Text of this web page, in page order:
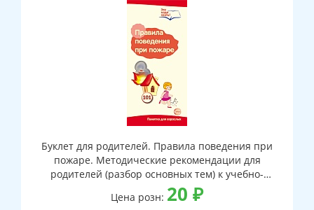
Буклет для родителей. Правила поведения при
пожаре. Методические рекомендации для
родителей (разбор основных тем) к учебно-
методическому пособию "Правила поведения при
пожаре."
Цена розн: 20 ₽